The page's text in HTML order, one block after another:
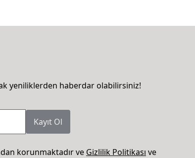
yeniliklerden haberdar olabilirsiniz!
Kayıt Ol
korunmaktadır ve Gizlilik Politikası ve